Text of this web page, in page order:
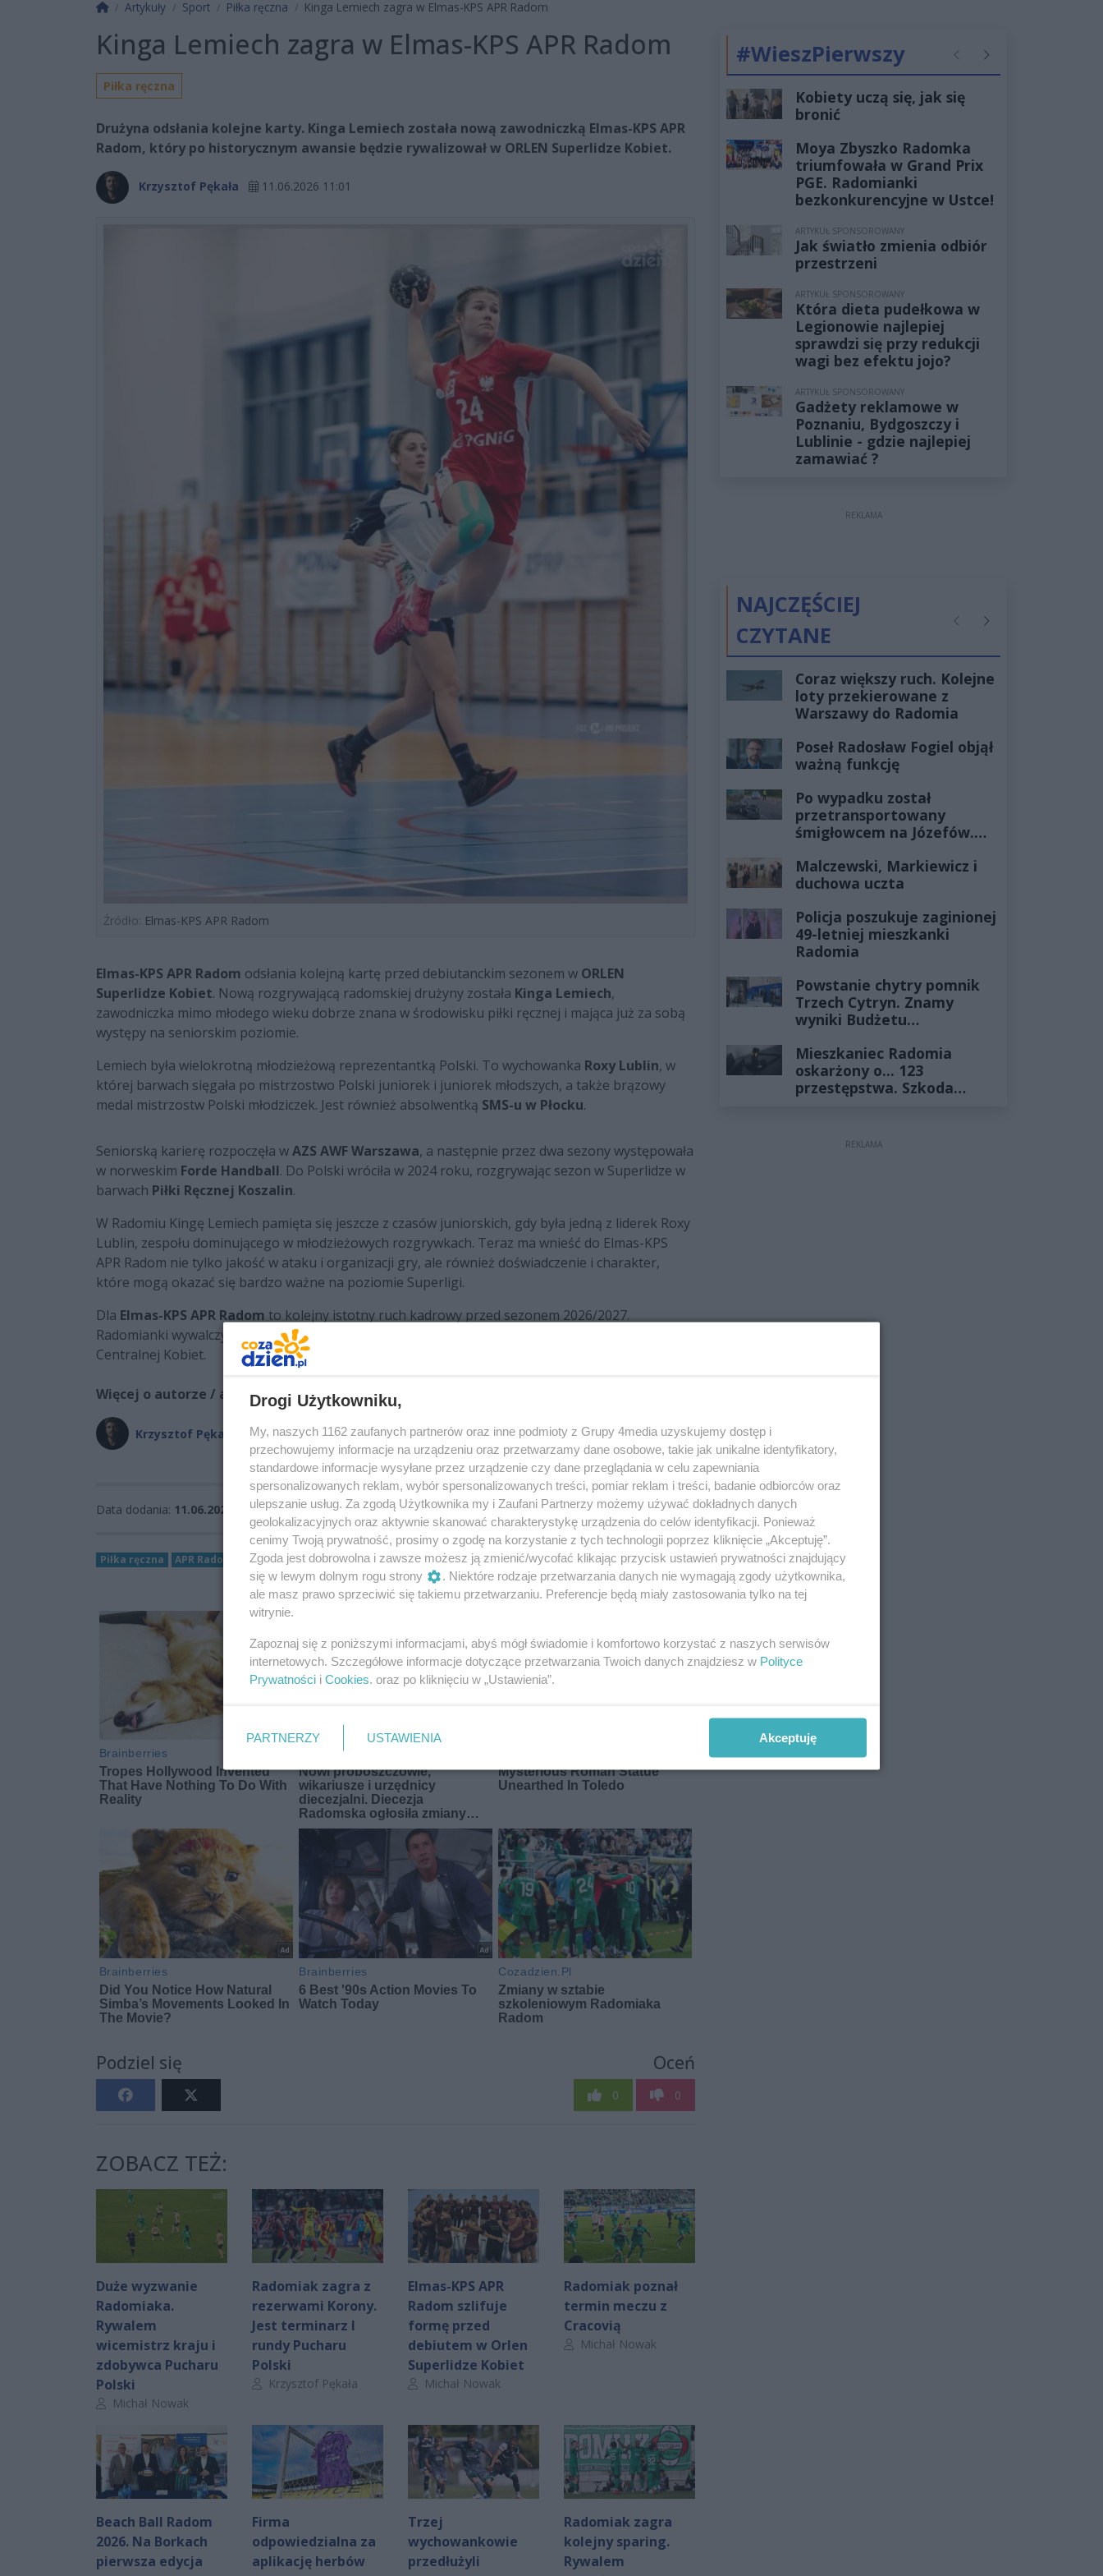
Strona główna
Artykuły Sport Piłka ręczna Kinga Lemiech zagra w Elmas-KPS APR Radom
Kinga Lemiech zagra w Elmas-KPS APR Radom
Piłka ręczna
Drużyna odsłania kolejne karty. Kinga Lemiech została nową zawodniczką Elmas-KPS APR
Radom, który po historycznym awansie będzie rywalizował w ORLEN Superlidze Kobiet.
Krzysztof Pękała 11.06.2026 11:01
Źródło: Elmas-KPS APR Radom
Elmas-KPS APR Radom odsłania kolejną kartę przed debiutanckim sezonem w ORLEN
Superlidze Kobiet. Nową rozgrywającą radomskiej drużyny została Kinga Lemiech,
zawodniczka mimo młodego wieku dobrze znana w środowisku piłki ręcznej i mająca już za sobą
występy na seniorskim poziomie.
Lemiech była wielokrotną młodzieżową reprezentantką Polski. To wychowanka Roxy Lublin, w
której barwach sięgała po mistrzostwo Polski juniorek i juniorek młodszych, a także brązowy
medal mistrzostw Polski młodziczek. Jest również absolwentką SMS-u w Płocku.
Seniorską karierę rozpoczęła wAZS AWF Warszawa, a następnie przez dwa sezony występowała
w norweskim Forde Handball. Do Polski wróciła w 2024 roku, rozgrywając sezon w Superlidze w
barwach Piłki Ręcznej Koszalin.
W Radomiu Kingę Lemiech pamięta się jeszcze z czasów juniorskich, gdy była jedną z liderek Roxy
Lublin, zespołu dominującego w młodzieżowych rozgrywkach. Teraz ma wnieść do Elmas-KPS
APR Radom nie tylko jakość w ataku i organizacji gry, ale również doświadczenie i charakter,
które mogą okazać się bardzo ważne na poziomie Superligi.
Dla Elmas-KPS APR Radom to kolejny istotny ruch kadrowy przed sezonem 2026/2027.
Radomianki wywalczyły historyczny awans do ORLEN Superligi Kobiet jako najlepsza drużyna Ligi
Centralnej Kobiet.
Więcej o autorze / autorach:
Krzysztof Pękała
Data dodania: 11.06.2026 11:01
Piłka ręczna APR Radom liga centralna kobiet ELMAS KPS APR Radom sport sport radom
Podziel się Oceń
0 0
ZOBACZ TEŻ:
Duże wyzwanie
Radomiaka.
Rywalem
wicemistrz kraju i
zdobywca Pucharu
Polski
Autor artykułu:
Michał Nowak
Radomiak zagra z
rezerwami Korony.
Jest terminarz I
rundy Pucharu
Polski
Autor artykułu:
Krzysztof Pękała
Elmas-KPS APR
Radom szlifuje
formę przed
debiutem w Orlen
Superlidze Kobiet
Autor artykułu:
Michał Nowak
Radomiak poznał
termin meczu z
Cracovią
Autor artykułu:
Michał Nowak
Beach Ball Radom
2026. Na Borkach
pierwsza edycja
Firma
odpowiedzialna za
aplikację herbów
Trzej
wychowankowie
przedłużyli
Radomiak zagra
kolejny sparing.
Rywalem
#WieszPierwszy PoprzednieNastępne
Kobiety uczą się, jak się
bronić
Moya Zbyszko Radomka
triumfowała w Grand Prix
PGE. Radomianki
bezkonkurencyjne w Ustce!
ARTYKUŁ SPONSOROWANY
Jak światło zmienia odbiór
przestrzeni
ARTYKUŁ SPONSOROWANY
Która dieta pudełkowa w
Legionowie najlepiej
sprawdzi się przy redukcji
wagi bez efektu jojo?
ARTYKUŁ SPONSOROWANY
Gadżety reklamowe w
Poznaniu, Bydgoszczy i
Lublinie - gdzie najlepiej
zamawiać ?
REKLAMA
NAJCZĘŚCIEJ
CZYTANE
PoprzednieNastępne
Coraz większy ruch. Kolejne
loty przekierowane z
Warszawy do Radomia
Poseł Radosław Fogiel objął
ważną funkcję
Po wypadku został
przetransportowany
śmigłowcem na Józefów.
żyłach
Malczewski, Markiewicz i
duchowa uczta
Policja poszukuje zaginionej
49-letniej mieszkanki
Radomia
Powstanie chytry pomnik
Trzech Cytryn. Znamy
wyniki Budżetu
Mieszkaniec Radomia
oskarżony o... 123
przestępstwa. Szkoda
REKLAMA
Drogi Użytkowniku,
My, naszych 1162 zaufanych partnerów oraz inne podmioty z Grupy 4media uzyskujemy dostęp i
przechowujemy informacje na urządzeniu oraz przetwarzamy dane osobowe, takie jak unikalne identyfikatory,
standardowe informacje wysyłane przez urządzenie czy dane przeglądania w celu zapewniania
spersonalizowanych reklam, wybór spersonalizowanych treści, pomiar reklam i treści, badanie odbiorców oraz
ulepszanie usług. Za zgodą Użytkownika my i Zaufani Partnerzy możemy używać dokładnych danych
geolokalizacyjnych oraz aktywnie skanować charakterystykę urządzenia do celów identyfikacji. Ponieważ
cenimy Twoją prywatność, prosimy o zgodę na korzystanie z tych technologii poprzez kliknięcie „Akceptuję”.
Zgoda jest dobrowolna i zawsze możesz ją zmienić/wycofać klikając przycisk ustawień prywatności znajdujący
się w lewym dolnym rogu strony
. Niektóre rodzaje przetwarzania danych nie wymagają zgody użytkownika,
ale masz prawo sprzeciwić się takiemu przetwarzaniu. Preferencje będą miały zastosowania tylko na tej
witrynie.
Zapoznaj się z poniższymi informacjami, abyś mógł świadomie i komfortowo korzystać z naszych serwisów
internetowych. Szczegółowe informacje dotyczące przetwarzania Twoich danych znajdziesz w Polityce
Prywatności i Cookies. oraz po kliknięciu w „Ustawienia”.
PARTNERZY USTAWIENIA Akceptuję